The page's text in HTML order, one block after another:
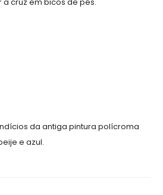
da antiga pintura polícroma
e azul.